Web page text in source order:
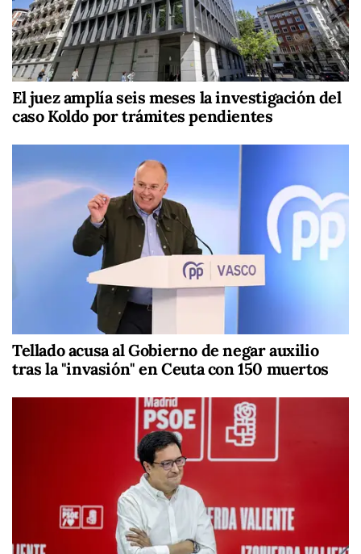
El juez amplía seis meses la investigación del
caso Koldo por trámites pendientes
Tellado acusa al Gobierno de negar auxilio
tras la "invasión" en Ceuta con 150 muertos